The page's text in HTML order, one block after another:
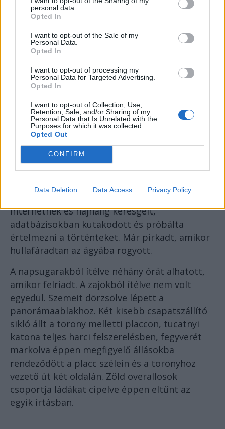
personal data.
Opted In
I want to opt-out of the Sale of my
Personal Data.
Opted In
I want to opt-out of processing my
Personal Data for Targeted Advertising.
Opted In
I want to opt-out of Collection, Use,
Retention, Sale, and/or Sharing of my
Personal Data that Is Unrelated with the
Purposes for which it was collected.
Opted Out
CONFIRM
Data Deletion Data Access Privacy Policy
elhelyezhették. Akárkik voltak, észrevétlenül
szkennert, hanem a megfigyelő drónokat is.
lefuttatta az elemzést. Ugyanaz volt az
eredmény, csak az érintett terület felülete
nőtt meg kissé.
Az az anomália terjed.
Néhány mondatos rövid jelentést készített a
központnak, csatolta az elemzés eredményeit
és a legmagasabb szintű sürgősségi jelzéssel
küldte el az üzenetet. Aztán nekifeküdt az
internetnek és hajnalig keresgélt,
adatbázisokban kutakodott és próbálta
értelmezni a történteket. Már pirkadt, amikor
hullafáradtan az ágyába rogyott.
A napsugarakból ítélve néhány órát alhatott,
amikor felriadt. A zajokból ítélve nem volt
egyedül. Szemeit dörzsölve lépett a
panorámaablakhoz. Két kisebb csapatszállító
sikló állt a torony melletti placcon, tucatnyi
katona teljes harci felszerelésben, fegyverét
markolva éppen megfigyelő állásokba
rendeződött a placc szélein és a toronyhoz
vezető út két oldalán. Zöld overallosok
csoportja ládákat cipelve éppen eltűnt az
egyik irtásban.